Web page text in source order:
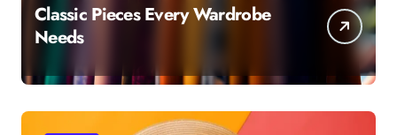
Classic Pieces Every Wardrobe
Needs